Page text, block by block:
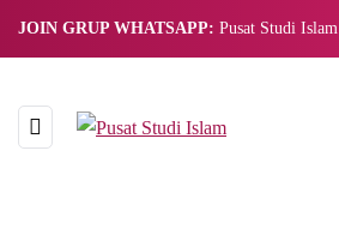
JOIN GRUP WHATSAPP: Pusat Studi Islam